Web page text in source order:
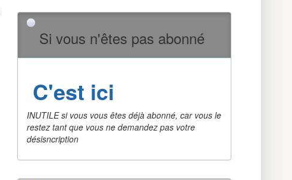
Si vous n'êtes pas abonné
C'est ici
INUTILE si vous vous êtes déjà abonné, car vous le
restez tant que vous ne demandez pas votre
désisncription